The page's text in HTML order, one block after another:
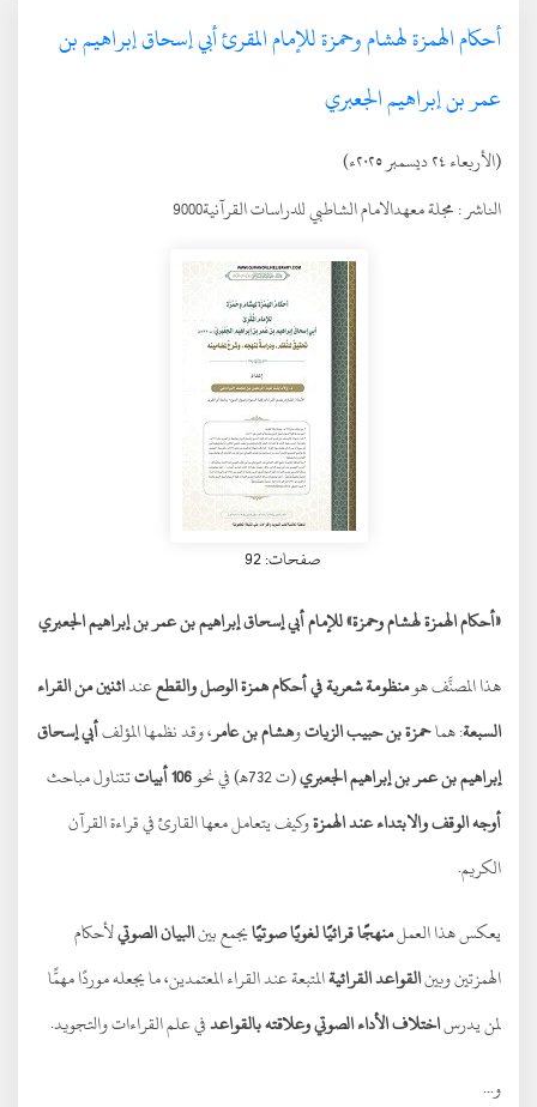
أحكام الهمزة لهشام وحمزة للإمام المقرئ أبي إسحاق إبراهيم بن
عمر بن إبراهيم الجعبري
(الأربعاء ٢٤ ديسمبر ٢٠٢٥ء)
الناشر :مجلة معهدالامام الشاطبي للدراسات القرآنية9000
صفحات: 92
«أحكام الهمزة لهشام وحمزة» للإمام أبي إسحاق إبراهيم بن عمر بن إبراهيم الجعبري
هذا المصنَّف هومنظومة شعرية في أحكام همزة الوصل والقطععنداثنين من القراء
السبعة: هماحمزة بن حبيب الزياتوهشام بن عامر، وقد نظمها المؤلفأبي إسحاق
إبراهيم بن عمر بن إبراهيم الجعبري(ت 732هـ) في نحو 106 أبيات
تتناول مباحث
أوجه الوقف والابتداء عند الهمزةوكيف يتعامل معها القارئ في قراءة القرآن
الكريم.
يعكس هذا العملمنهجًا قرائيًا لغويًا صوتيًايجمع بينالبيان الصوتيلأحكام
الهمزتين وبينالقواعد القرائيةالمتبعة عند القراء المعتمدين، ما يجعله موردًا مهمًّا
لمن يدرساختلاف الأداء الصوتي وعلاقته بالقواعدفي علم القراءات والتجويد.
و...